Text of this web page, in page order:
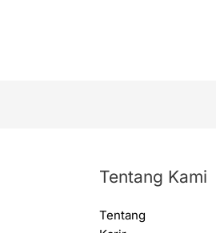
Tentang Kami
Tentang